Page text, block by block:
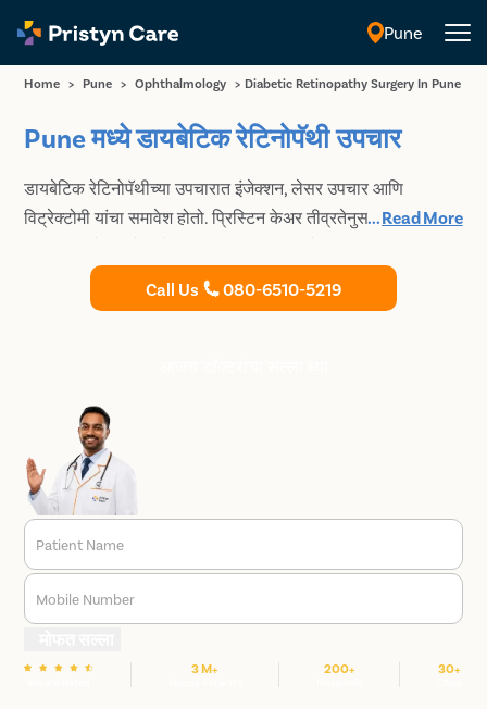
मराठी
Pune
Home > Pune > Ophthalmology > Diabetic Retinopathy Surgery In Pune
Pune मध्ये डायबेटिक रेटिनोपॅथी उपचार
डायबेटिक रेटिनोपॅथीच्या उपचारात इंजेक्शन, लेसर उपचार आणि
विट्रेक्टोमी यांचा समावेश होतो. प्रिस्टिन केअर तीव्रतेनुसार Pune मध्ये
परवडणारे आहे. स्थितीच्या इष्टतम व्यवस्थापनासाठी आणि तुमची दृष्टी
टिकवून ठेवण्यासाठी तज्ञांची मदत मिळवण्यासाठी Pune मधील सर्वोत्कृष्ट
...Read More
Call Us 080-6510-5219
Patient Name
Mobile Number
3 M+ 200+ 30+